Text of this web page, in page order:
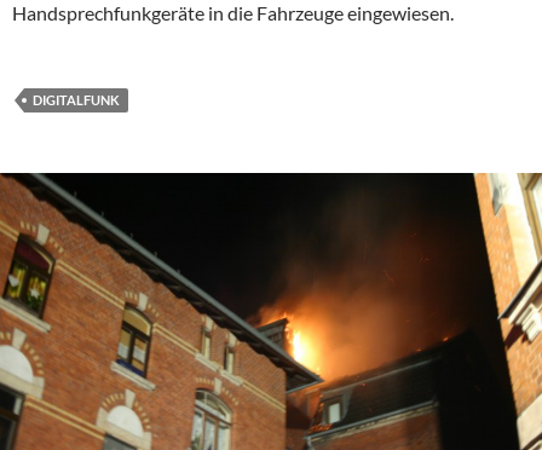
Handsprechfunkgeräte in die Fahrzeuge eingewiesen.
DIGITALFUNK